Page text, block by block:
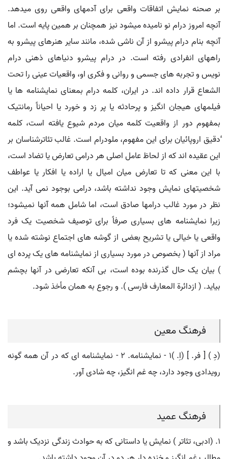
بر صحنه نمایش اتفاقات واقعی برای آدمهای واقعی روی میدهد.
آنچه امروز درام نو نامیده میشود نیز همچنان بر همین پایه است. اما
آنچه بنام درام پیشرو از آن ناشی شده، مانند سایر هنرهای پیشرو به
راههای انفرادی رفته است. در درام پیشرو دنیاهای ذهنی درام
نویس و تجربه های جسمی و روانی و فکری او، واقعیات عینی را تحت
الشعاع قرار داده اند. در ایران، کلمه درام بمعنای نمایشنامه ها یا
فیلمهای هیجان انگیز و پرحادثه یا پر زد و خورد یا احیاناً رمانتیک
بمفهوم دور از واقعیت کلمه میان مردم شیوع یافته است، کلمه
ٔدقیق اروپائیان برای این مفهوم، ملودرام است. غالب تئاترشناسان بر
این عقیده اند که از لحاظ عامل اصلی هر درامی تعارض یا تضاد است،
با این معنی که تا تعارض میان امیال یا اراده یا افکار یا عواطف
شخصیتهای نمایش وجود نداشته باشد، درامی بوجود نمی آید. این
نظر در مورد غالب درامها صادق است، اما شامل همه آنها نمیشود؛
زیرا نمایشنامه های بسیاری صرفاً برای توصیف شخصیت یک فرد
واقعی یا خیالی یا تشریح بعضی از گوشه های اجتماع نوشته شده یا
مراد از آنها ( بخصوص در مورد بسیاری از نمایشنامه های یک پرده ای
) بیان یک حال گذرنده بوده است، بی آنکه تعارضی در آنها بچشم
بیاید. ( ازدائرة المعارف فارسی ). و رجوع به همان مأخذ شود.
فرهنگ معین
(دِ ) [ فر. ] (اِ. )۱ - نمایشنامه. ۲ - نمایشنامه ای که در آن همه گونه
رویدادی وجود دارد، چه غم انگیز، چه شادی آور.
فرهنگ عمید
۱. (ادبی، تئاتر ) نمایش یا داستانی که به حوادث زندگی نزدیک باشد و